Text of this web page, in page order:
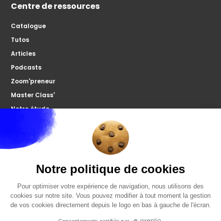
Centre de ressources
Catalogue
Tutos
Articles
Podcasts
Zoom'preneur
Master Class'
Notre étude
À propos
Microco
Votre forum
FAQ
Politiques de confidentialités